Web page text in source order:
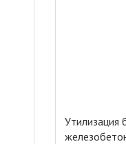
Утилизация